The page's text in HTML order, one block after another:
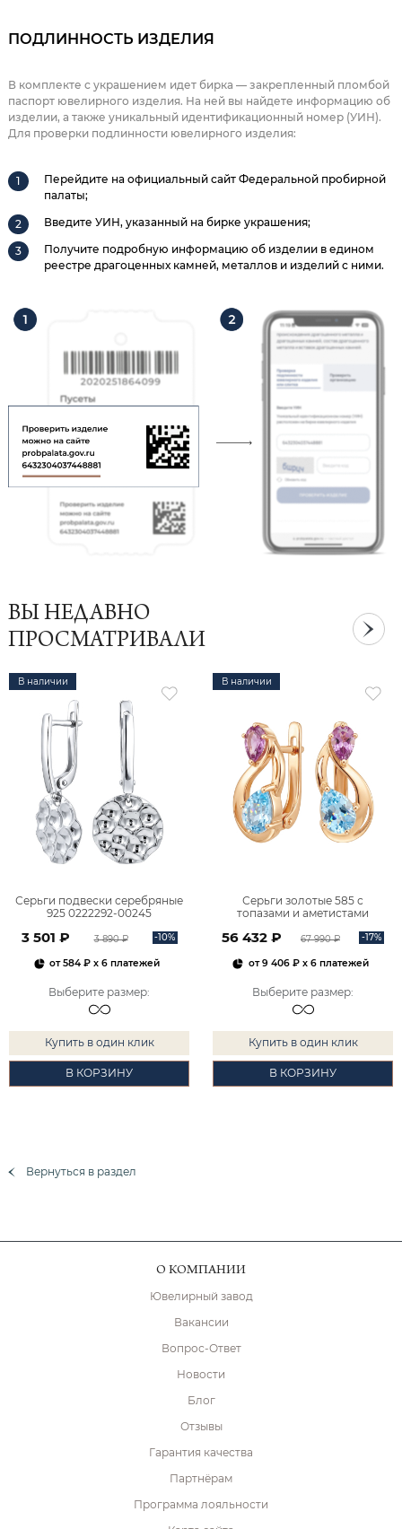
ПОДЛИННОСТЬ ИЗДЕЛИЯ
В комплекте с украшением идет бирка — закрепленный пломбой
паспорт ювелирного изделия. На ней вы найдете информацию об
изделии, а также уникальный идентификационный номер (УИН).
Для проверки подлинности ювелирного изделия:
Перейдите на официальный сайт Федеральной пробирной
палаты;
Введите УИН, указанный на бирке украшения;
Получите подробную информацию об изделии в едином
реестре драгоценных камней, металлов и изделий с ними.
ВЫ НЕДАВНО
ПРОСМАТРИВАЛИ
В наличии
Серьги подвески серебряные
925 0222292-00245
3 501 ₽ 3 890 ₽ -10%
от584 ₽ x 6 платежей
Выберите размер:
Купить в один клик
В КОРЗИНУ
В наличии
Серьги золотые 585 с
топазами и аметистами
56 432 ₽ 67 990 ₽ -17%
от9 406 ₽x 6 платежей
Выберите размер:
Купить в один клик
В КОРЗИНУ
Вернуться в раздел
О КОМПАНИИ
Ювелирный завод
Вакансии
Вопрос-Ответ
Новости
Блог
Отзывы
Гарантия качества
Партнёрам
Программа лояльности